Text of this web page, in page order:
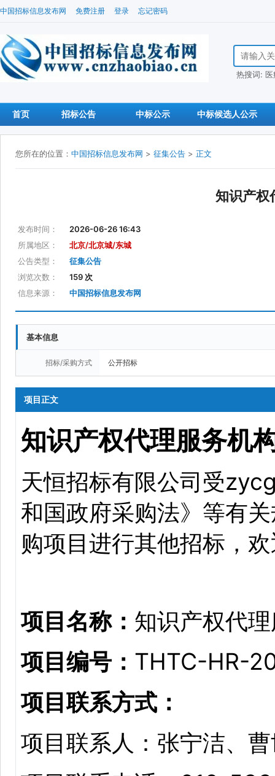
中国招标信息发布网 免费注册 登录 忘记密码
搜索招标信
热搜词:
首页 招标公告 中标公示 中标候选人公示
您所在的位置： 中国招标信息发布网 > 征集公告 > 正文
知识产权
发布时间：
2026-06-26 16:43
所属地区：
北京/北京城/东城
公告类型：
征集公告
浏览次数：
159 次
信息来源：
中国招标信息发布网
基本信息
招标/采购方式 公开招标
项目正文